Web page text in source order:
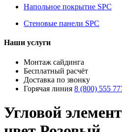
Напольное покрытие SPC
Стеновые панели SPC
Наши услуги
Монтаж сайдинга
Бесплатный расчёт
Доставка по звонку
Горячая линия 8 (800) 555
Угловой